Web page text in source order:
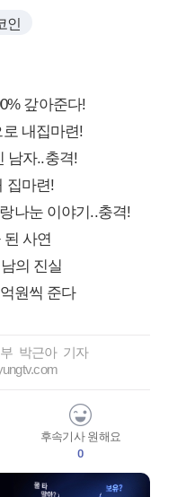
인
갚아준다!
내집마련!
남자..충격!
집마련!
나눈 이야기..충격!
된 사연
의 진실
원씩 준다
박근아 기자
후속기사 원해요
0